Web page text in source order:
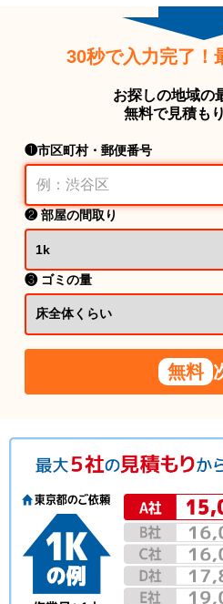
30秒で入力完了！
お探しの地域の
無料で見積も
❶市区町村・郵便番号
❷ 部屋の間取り
❸ ゴミの量
無料